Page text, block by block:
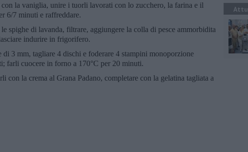
la vaniglia, unire i tuorli lavorati con lo zucchero, la farina e il
6/7 minuti e raffreddare.
spighe di lavanda, filtrare, aggiungere la colla di pesce ammorbidita
indurire in frigorifero.
di 3 mm, tagliare 4 dischi e foderare 4 stampini monoporzione
farli cuocere in forno a 170°C per 20 minuti.
con la crema al Grana Padano, completare con la gelatina tagliata a